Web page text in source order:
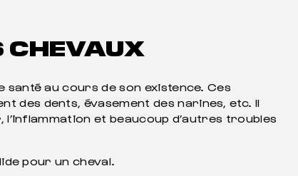
CHEVAUX
au cours de son existence. Ces
des dents, évasement des narines, etc. Il
et beaucoup d’autres troubles
pour un cheval.